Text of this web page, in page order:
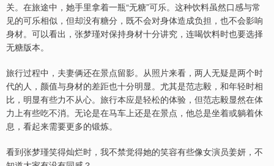
关。在旅途中，她手里拿着一瓶“无糖”可乐。这种饮料虽然口感与常
见的可乐相似，但却没有糖分，既不会对身体造成负担，也不会影响
身材。可以看出，张梦瑾对保持身材十分讲究，连喝饮料时也要选择
无糖版本。
旅行过程中，夫妻俩还在景点留影。从照片来看，两人无疑是两个时
代的人，颜值与身材的差距也十分明显。尤其是范志毅，和年轻时相
比，明显有些力不从心。旅行本应是轻松的体验，但范志毅显然在体
力上有些吃不消。无论是在马车上还是在景点，他总是坐着或躺着休
息，看起来需要更多的锻炼。
看到张梦瑾笑得灿烂时，我不禁觉得她的笑容有些像女演员姜妍，不